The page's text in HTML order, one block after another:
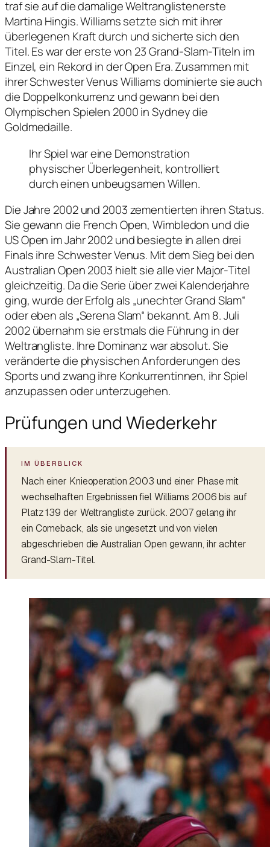
traf sie auf die damalige Weltranglistenerste
Martina Hingis. Williams setzte sich mit ihrer
überlegenen Kraft durch und sicherte sich den
Titel. Es war der erste von 23 Grand-Slam-Titeln im
Einzel, ein Rekord in der Open Era. Zusammen mit
ihrer Schwester Venus Williams dominierte sie auch
die Doppelkonkurrenz und gewann bei den
Olympischen Spielen 2000 in Sydney die
Goldmedaille.
Ihr Spiel war eine Demonstration
physischer Überlegenheit, kontrolliert
durch einen unbeugsamen Willen.
Die Jahre 2002 und 2003 zementierten ihren Status.
Sie gewann die French Open, Wimbledon und die
US Open im Jahr 2002 und besiegte in allen drei
Finals ihre Schwester Venus. Mit dem Sieg bei den
Australian Open 2003 hielt sie alle vier Major-Titel
gleichzeitig. Da die Serie über zwei Kalenderjahre
ging, wurde der Erfolg als „unechter Grand Slam“
oder eben als „Serena Slam“ bekannt. Am 8. Juli
2002 übernahm sie erstmals die Führung in der
Weltrangliste. Ihre Dominanz war absolut. Sie
veränderte die physischen Anforderungen des
Sports und zwang ihre Konkurrentinnen, ihr Spiel
anzupassen oder unterzugehen.
Prüfungen und Wiederkehr
Nach einer Knieoperation 2003 und einer Phase mit
wechselhaften Ergebnissen fiel Williams 2006 bis auf
Platz 139 der Weltrangliste zurück. 2007 gelang ihr
ein Comeback, als sie ungesetzt und von vielen
abgeschrieben die Australian Open gewann, ihr achter
Grand-Slam-Titel.